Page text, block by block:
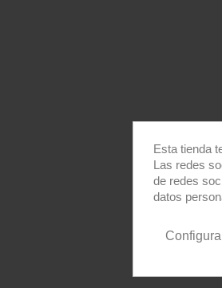
Esta tienda
Las redes
de redes
datos